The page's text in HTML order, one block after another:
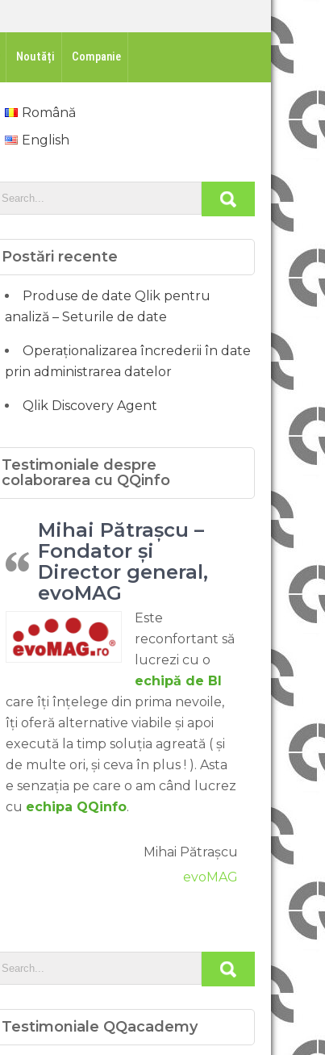
Noutăți Companie
Română
English
Postări recente
Produse de date Qlik pentru
analiză – Seturile de date
Operaționalizarea încrederii în date
prin administrarea datelor
Qlik Discovery Agent
Testimoniale despre
colaborarea cu QQinfo
Mihai Pătrașcu –
Fondator și
Director general,
evoMAG
Este
reconfortant să
lucrezi cu o
echipă de BI
care îți înțelege din prima nevoile,
îți oferă alternative viabile și apoi
execută la timp soluția agreată ( și
de multe ori, și ceva în plus ! ). Asta
e senzația pe care o am când lucrez
cu echipa QQinfo.
Mihai Pătrașcu
evoMAG
Testimoniale QQacademy